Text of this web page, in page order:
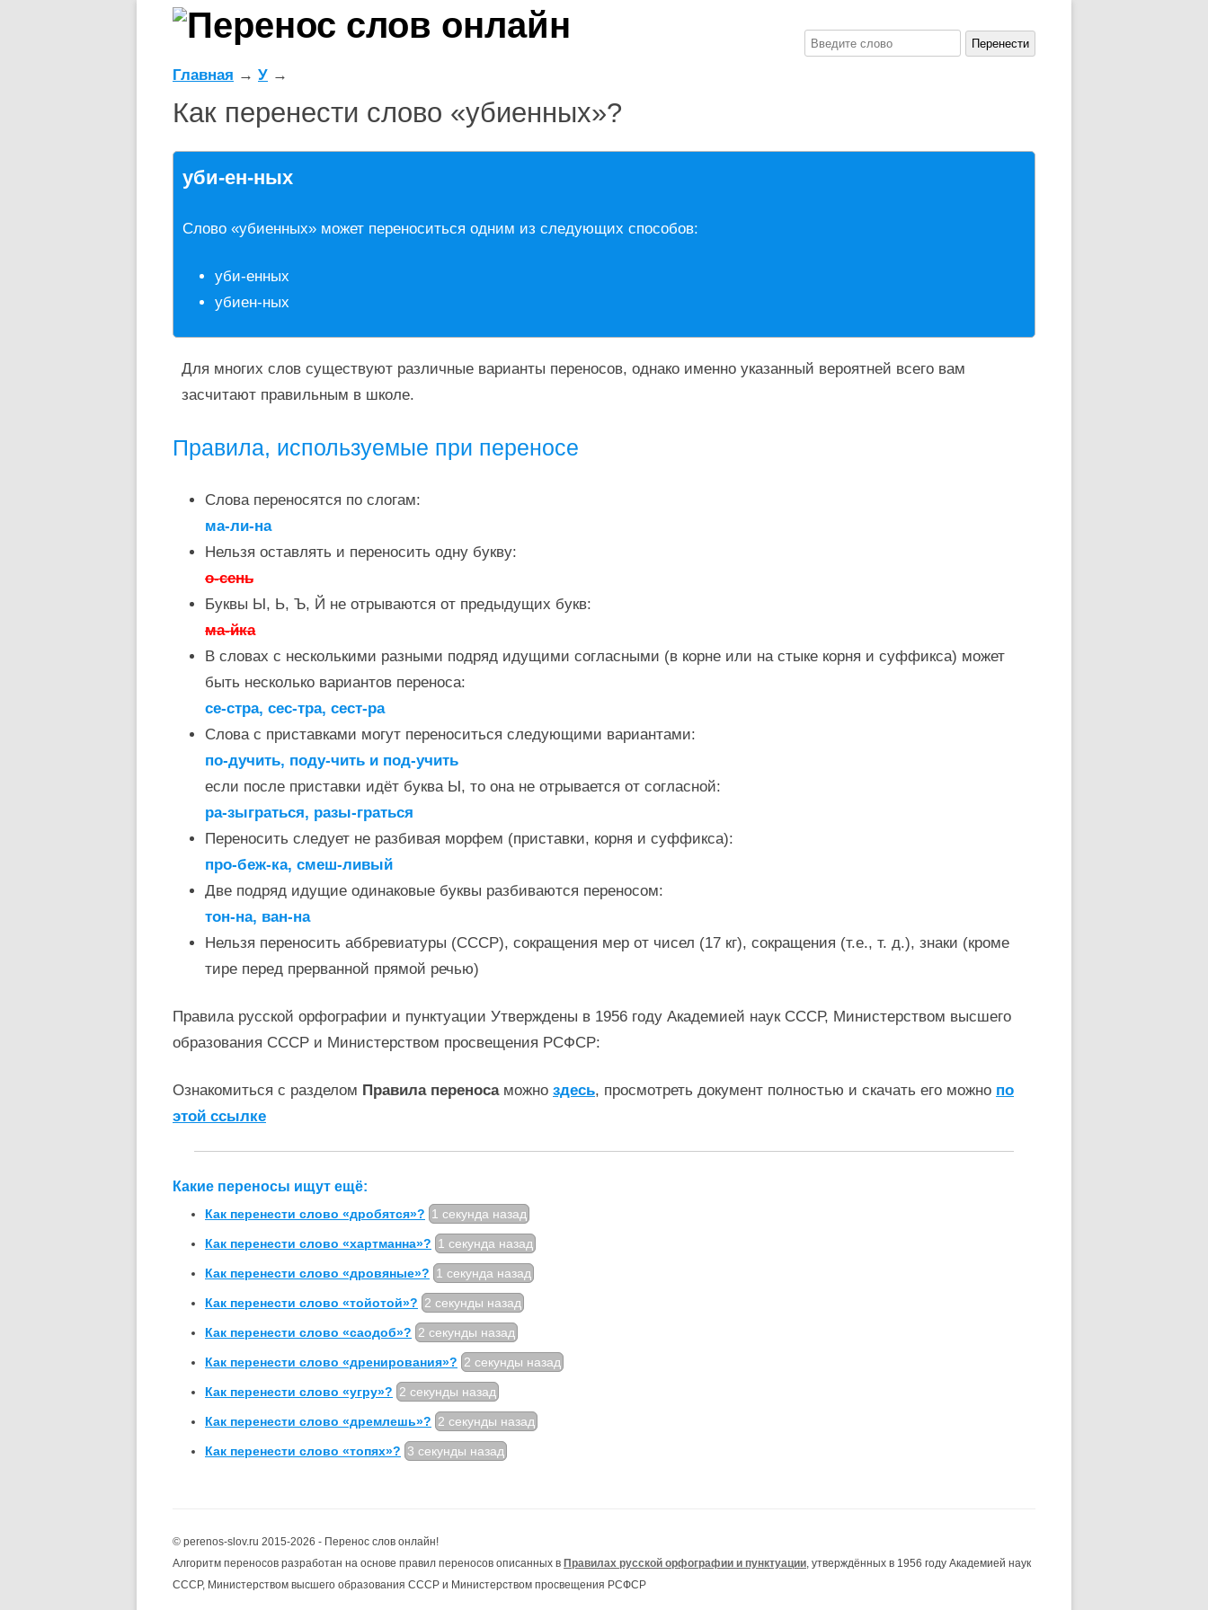
Главная → У →
Как перенести слово «убиенных»?
уби-ен-ных
Слово «убиенных» может переноситься одним из следующих способов:
уби-енных
убиен-ных
Для многих слов существуют различные варианты переносов, однако именно указанный вероятней всего вам
засчитают правильным в школе.
Правила, используемые при переносе
Слова переносятся по слогам:
ма-ли-на
Нельзя оставлять и переносить одну букву:
о-сень
Буквы Ы, Ь, Ъ, Й не отрываются от предыдущих букв:
ма-йка
В словах с несколькими разными подряд идущими согласными (в корне или на стыке корня и суффикса) может
быть несколько вариантов переноса:
се-стра, сес-тра, сест-ра
Слова с приставками могут переноситься следующими вариантами:
по-дучить, поду-чить и под-учить
если после приставки идёт буква Ы, то она не отрывается от согласной:
ра-зыграться, разы-граться
Переносить следует не разбивая морфем (приставки, корня и суффикса):
про-беж-ка, смеш-ливый
Две подряд идущие одинаковые буквы разбиваются переносом:
тон-на, ван-на
Нельзя переносить аббревиатуры (СССР), сокращения мер от чисел (17 кг), сокращения (т.е., т. д.), знаки (кроме
тире перед прерванной прямой речью)
Правила русской орфографии и пунктуации Утверждены в 1956 году Академией наук СССР, Министерством высшего
образования СССР и Министерством просвещения РСФСР:
Ознакомиться с разделом Правила переносаможно здесь, просмотреть документ полностью и скачать его можно по
этой ссылке
Какие переносы ищут ещё:
Как перенести слово «дробятся»? 1 секунда назад
Как перенести слово «хартманна»? 1 секунда назад
Как перенести слово «дровяные»? 1 секунда назад
Как перенести слово «тойотой»? 2 секунды назад
Как перенести слово «саодоб»? 2 секунды назад
Как перенести слово «дренирования»? 2 секунды назад
Как перенести слово «угру»? 2 секунды назад
Как перенести слово «дремлешь»? 2 секунды назад
Как перенести слово «топях»? 3 секунды назад
© perenos-slov.ru 2015-2026 - Перенос слов онлайн!
Алгоритм переносов разработан на основе правил переносов описанных в Правилах русской орфографии и пунктуации , утверждённых в 1956 году Академией наук
СССР, Министерством высшего образования СССР и Министерством просвещения РСФСР